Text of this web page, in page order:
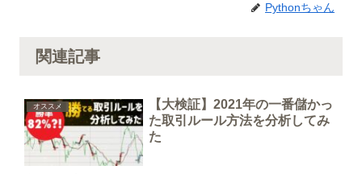
Pythonちゃん
関連記事
オススメ
【大検証】2021年の一番儲かっ
た取引ルール方法を分析してみ
た